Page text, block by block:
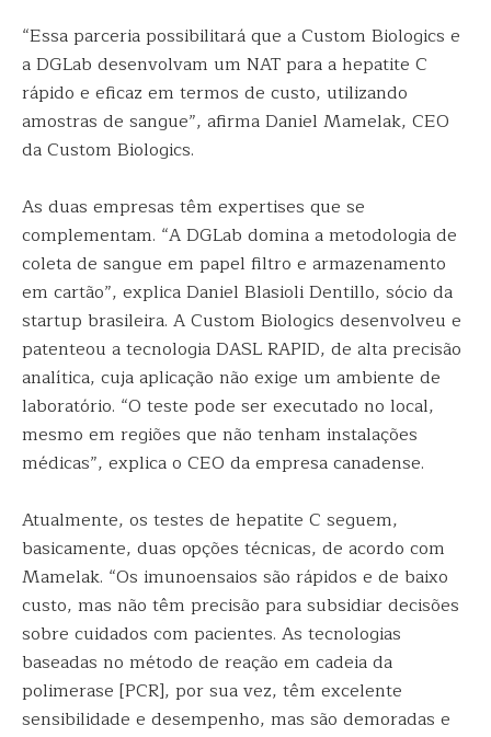
“Essa parceria possibilitará que a Custom Biologics e
a DGLab desenvolvam um NAT para a hepatite C
rápido e eficaz em termos de custo, utilizando
amostras de sangue”, afirma Daniel Mamelak, CEO
da Custom Biologics.
As duas empresas têm expertises que se
complementam. “A DGLab domina a metodologia de
coleta de sangue em papel filtro e armazenamento
em cartão”, explica Daniel Blasioli Dentillo, sócio da
startup brasileira. A Custom Biologics desenvolveu e
patenteou a tecnologia DASL RAPID, de alta precisão
analítica, cuja aplicação não exige um ambiente de
laboratório. “O teste pode ser executado no local,
mesmo em regiões que não tenham instalações
médicas”, explica o CEO da empresa canadense.
Atualmente, os testes de hepatite C seguem,
basicamente, duas opções técnicas, de acordo com
Mamelak. “Os imunoensaios são rápidos e de baixo
custo, mas não têm precisão para subsidiar decisões
sobre cuidados com pacientes. As tecnologias
baseadas no método de reação em cadeia da
polimerase [PCR], por sua vez, têm excelente
sensibilidade e desempenho, mas são demoradas e